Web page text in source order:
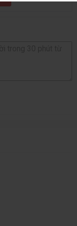
LAN 2.5GbE, 2x
Norton Internet